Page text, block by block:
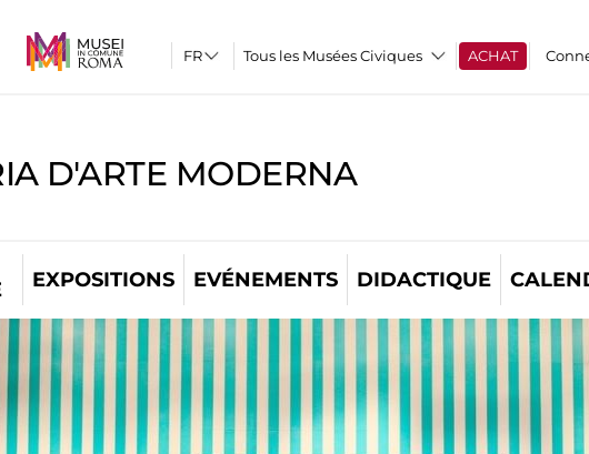
Tous les Musées Civiques ACHAT
D'ARTE MODERNA
EXPOSITIONS EVÉNEMENTS DIDACTIQUE